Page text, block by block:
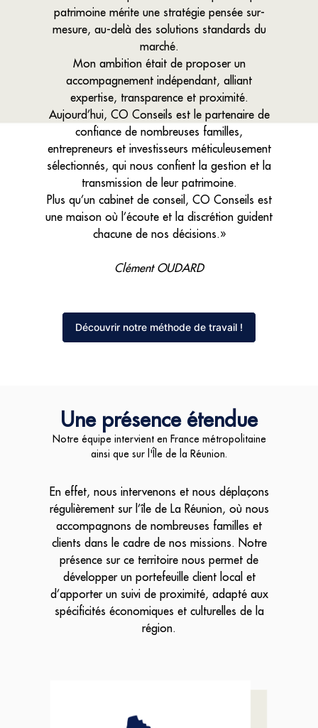
patrimoine mérite une stratégie pensée sur-
mesure, au-delà des solutions standards du
marché.
Mon ambition était de proposer un
accompagnement indépendant, alliant
expertise, transparence et proximité.
Aujourd’hui, CO Conseils est le partenaire de
confiance de nombreuses familles,
entrepreneurs et investisseurs méticuleusement
sélectionnés, qui nous confient la gestion et la
transmission de leur patrimoine.
Plus qu’un cabinet de conseil, CO Conseils est
une maison où l’écoute et la discrétion guident
chacune de nos décisions.»
Clément OUDARD
Découvrir notre méthode de travail !
Une présence étendue
Notre équipe intervient en France métropolitaine
ainsi que sur l'Île de la Réunion.
En effet, nous intervenons et nous déplaçons
régulièrement sur l’île de La Réunion, où nous
accompagnons de nombreuses familles et
clients dans le cadre de nos missions. Notre
présence sur ce territoire nous permet de
développer un portefeuille client local et
d’apporter un suivi de proximité, adapté aux
spécificités économiques et culturelles de la
région.